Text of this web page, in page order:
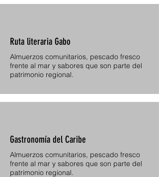
Ruta literaria Gabo
Almuerzos comunitarios, pescado fresco
frente al mar y sabores que son parte del
patrimonio regional.
Gastronomía del Caribe
Almuerzos comunitarios, pescado fresco
frente al mar y sabores que son parte del
patrimonio regional.